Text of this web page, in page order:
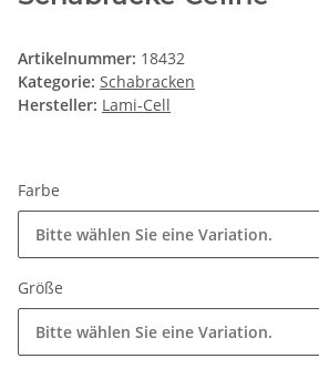
Artikelnummer: 18432
Kategorie: Schabracken
Hersteller: Lami-Cell
Farbe
Bitte wählen Sie eine Variation.
Größe
Bitte wählen Sie eine Variation.